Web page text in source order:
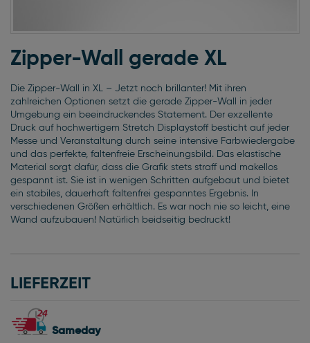
Anfang
der
springen
Zipper-Wall gerade XL
Die Zipper-Wall in XL – Jetzt noch brillanter! Mit ihren
zahlreichen Optionen setzt die gerade Zipper-Wall in jeder
Umgebung ein beeindruckendes Statement. Der exzellente
Druck auf hochwertigem Stretch Displaystoff besticht auf jeder
Messe und Veranstaltung durch seine intensive Farbwiedergabe
und das perfekte, faltenfreie Erscheinungsbild. Das elastische
Material sorgt dafür, dass die Grafik stets straff und makellos
gespannt ist. Sie ist in wenigen Schritten aufgebaut und bietet
ein stabiles, dauerhaft faltenfrei gespanntes Ergebnis. In
verschiedenen Größen erhältlich. Es war noch nie so leicht, eine
Wand aufzubauen! Natürlich beidseitig bedruckt!
LIEFERZEIT
Sameday